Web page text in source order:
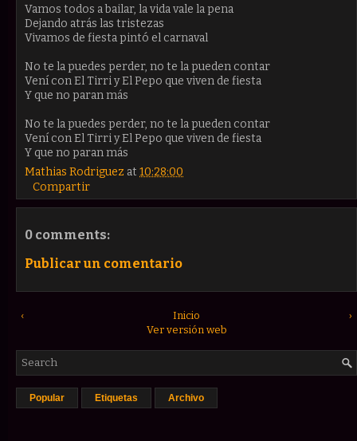
Vamos todos a bailar, la vida vale la pena
Dejando atrás las tristezas
Vivamos de fiesta pintó el carnaval
No te la puedes perder, no te la pueden contar
Vení con El Tirri y El Pepo que viven de fiesta
Y que no paran más
No te la puedes perder, no te la pueden contar
Vení con El Tirri y El Pepo que viven de fiesta
Y que no paran más
Mathias Rodriguez at 10:28:00
Compartir
0 comments:
Publicar un comentario
‹ ›
Inicio
Ver versión web
Popular Etiquetas Archivo